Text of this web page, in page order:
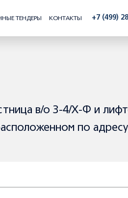
ТЕНДЕРЫ КОНТАКТЫ +7 (499)
в/о 3-4/Х-Ф и
по